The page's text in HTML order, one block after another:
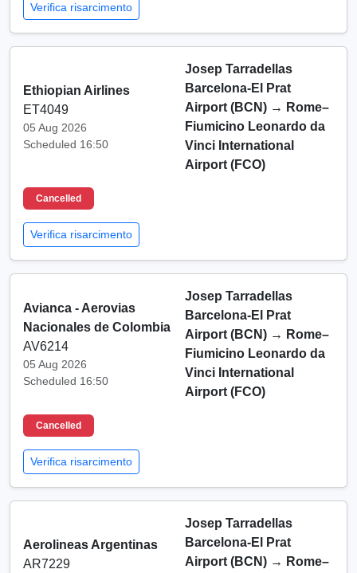
Verifica risarcimento
Ethiopian Airlines
ET4049
05 Aug 2026
Scheduled 16:50
Josep Tarradellas
Barcelona-El Prat
Airport (BCN) → Rome–
Fiumicino Leonardo da
Vinci International
Airport (FCO)
Cancelled
Verifica risarcimento
Avianca - Aerovias
Nacionales de Colombia
AV6214
05 Aug 2026
Scheduled 16:50
Josep Tarradellas
Barcelona-El Prat
Airport (BCN) → Rome–
Fiumicino Leonardo da
Vinci International
Airport (FCO)
Cancelled
Verifica risarcimento
Aerolineas Argentinas
AR7229
Josep Tarradellas
Barcelona-El Prat
Airport (BCN) → Rome–